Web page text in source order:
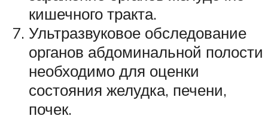
кишечного тракта.
Ультразвуковое обследование
органов абдоминальной полости
необходимо для оценки
состояния желудка, печени,
почек.